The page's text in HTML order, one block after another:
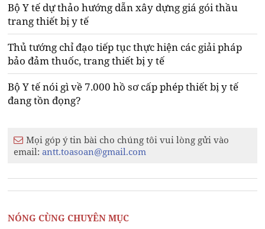
Bộ Y tế dự thảo hướng dẫn xây dựng giá gói thầu
trang thiết bị y tế
Thủ tướng chỉ đạo tiếp tục thực hiện các giải pháp
bảo đảm thuốc, trang thiết bị y tế
Bộ Y tế nói gì về 7.000 hồ sơ cấp phép thiết bị y tế
đang tồn đọng?
Mọi góp ý tin bài cho chúng tôi vui lòng gửi vào
email:antt.toasoan@gmail.com
NÓNG CÙNG CHUYÊN MỤC